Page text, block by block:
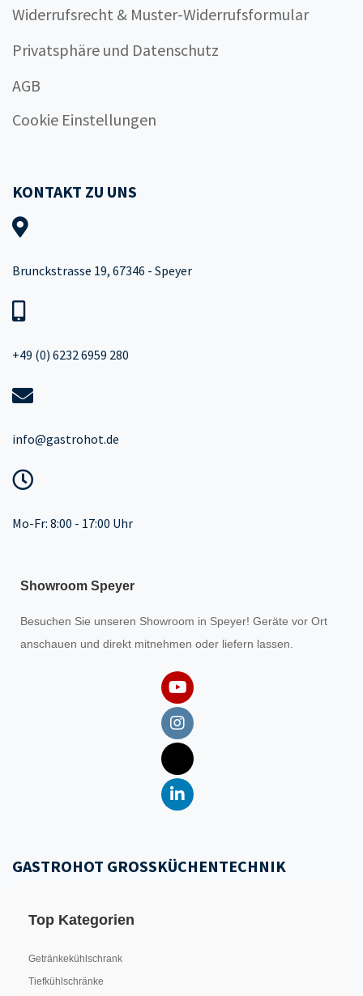
Widerrufsrecht & Muster-Widerrufsformular
Privatsphäre und Datenschutz
AGB
Cookie Einstellungen
KONTAKT ZU UNS
Brunckstrasse 19, 67346 - Speyer
+49 (0) 6232 6959 280
info@gastrohot.de
Mo-Fr: 8:00 - 17:00 Uhr
Showroom Speyer
Besuchen Sie unseren Showroom in Speyer! Geräte vor Ort
anschauen und direkt mitnehmen oder liefern lassen.
GASTROHOT GROSSKÜCHENTECHNIK
Top Kategorien
Getränkekühlschrank
Tiefkühlschränke